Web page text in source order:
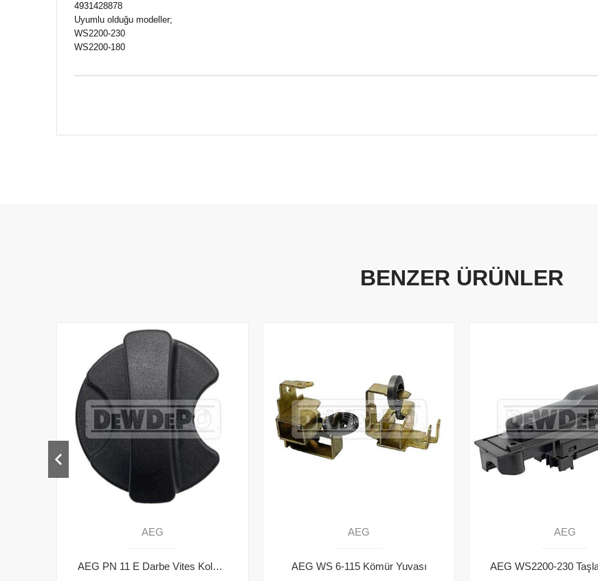
4931428878
Uyumlu olduğu modeller;
WS2200-230
WS2200-180
BENZER ÜRÜNLER
AEG
AEG PN 11 E Darbe Vites Kolu 4931375546
AEG
AEG WS 6-115 Kömür Yuvası
AEG